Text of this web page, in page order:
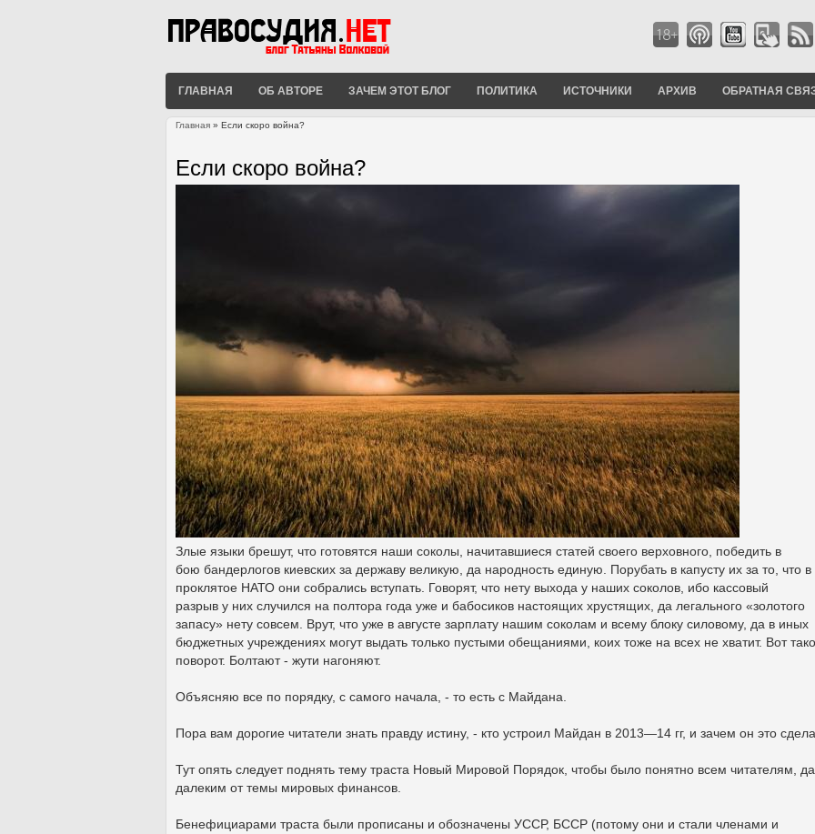
ГЛАВНАЯ ОБ АВТОРЕ ЗАЧЕМ ЭТОТ БЛОГ ПОЛИТИКА ИСТОЧНИКИ АРХИВ ОБРАТНАЯ
Главная » Если скоро война?
Если скоро война?
Злые языки брешут, что готовятся наши соколы, начитавшиеся статей своего верховного, победить в
бою бандерлогов киевских за державу великую, да народность единую. Порубать в капусту их за то, что в
проклятое НАТО они собрались вступать. Говорят, что нету выхода у наших соколов, ибо кассовый
разрыв у них случился на полтора года уже и бабосиков настоящих хрустящих, да легального «золотого
запасу» нету совсем. Врут, что уже в августе зарплату нашим соколам и всему блоку силовому, да в иных
бюджетных учреждениях могут выдать только пустыми обещаниями, коих тоже на всех не хватит. Вот
поворот. Болтают - жути нагоняют.
Объясняю все по порядку, с самого начала, - то есть с Майдана.
Пора вам дорогие читатели знать правду истину, - кто устроил Майдан в 2013—14 гг, и зачем он это
Тут опять следует поднять тему траста Новый Мировой Порядок, чтобы было понятно всем читателям,
далеким от темы мировых финансов.
Бенефициарами траста были прописаны и обозначены УССР, БССР (потому они и стали членами и